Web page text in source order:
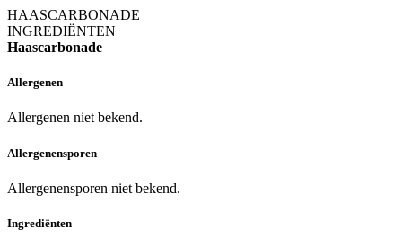
HAASCARBONADE
INGREDIËNTEN
Haascarbonade
Allergenen
Allergenen niet bekend.
Allergenensporen
Allergenensporen niet bekend.
Ingrediënten